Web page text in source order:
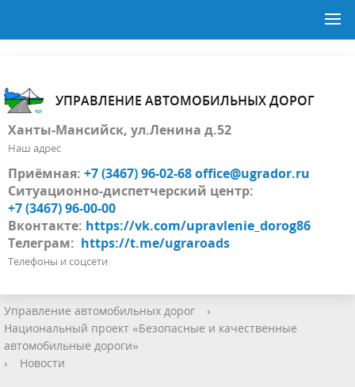
УПРАВЛЕНИЕ АВТОМОБИЛЬНЫХ ДОРОГ
Ханты-Мансийск, ул.Ленина д.52
Наш адрес
Приёмная: +7 (3467) 96-02-68office@ugrador.ru
Ситуационно-диспетчерский центр:
+7 (3467) 96-00-00
Вконтакте: https://vk.com/upravlenie_dorog86
Телеграм: https://t.me/ugraroads
Телефоны и соцсети
Управление автомобильных дорог
›
Национальный проект «Безопасные и качественные
автомобильные дороги»
›
Новости